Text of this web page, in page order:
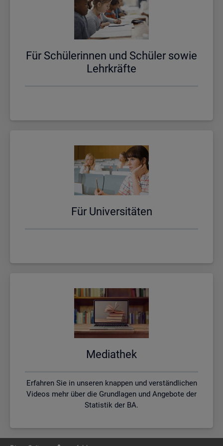
Für Schü­le­rin­nen und Schü­ler sowie
Lehr­kräf­te
Für Uni­ver­si­tä­ten
Me­dia­thek
Erfahren Sie in unseren knappen und verständlichen
Videos mehr über die Grundlagen und Angebote der
Statistik der BA.